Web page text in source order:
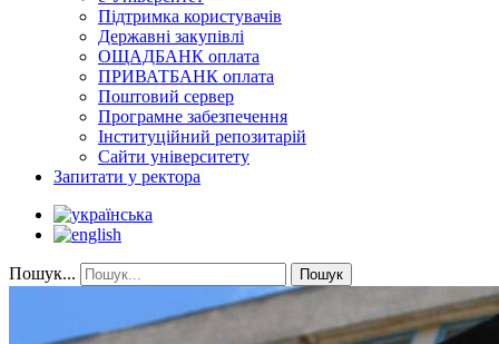
Підтримка користувачів
Державні закупівлі
ОЩАДБАНК оплата
ПРИВАТБАНК оплата
Поштовий сервер
Програмне забезпечення
Інституційний репозитарій
Сайти університету
Запитати у ректора
Пошук... Пошук